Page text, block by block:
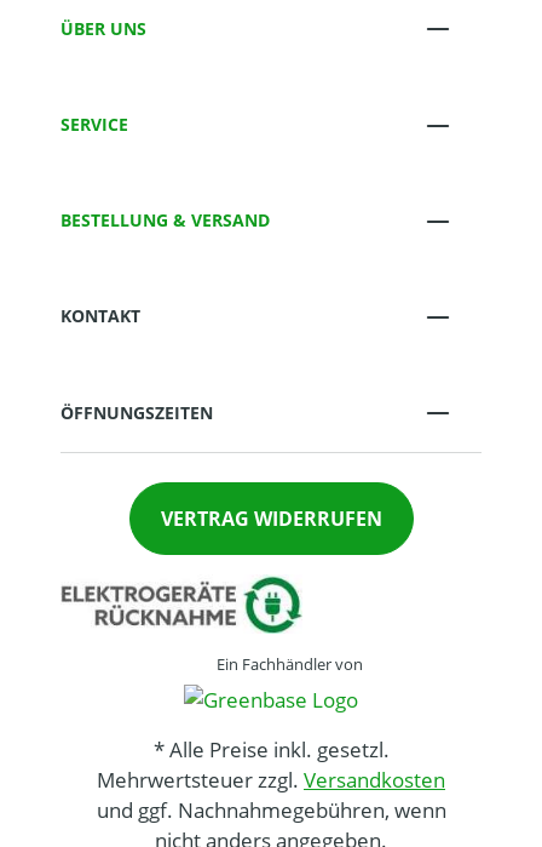
ÜBER UNS
SERVICE
BESTELLUNG & VERSAND
KONTAKT
ÖFFNUNGSZEITEN
VERTRAG WIDERRUFEN
Ein Fachhändler von
* Alle Preise inkl. gesetzl.
Mehrwertsteuer zzgl. Versandkosten
und ggf. Nachnahmegebühren, wenn
nicht anders angegeben.